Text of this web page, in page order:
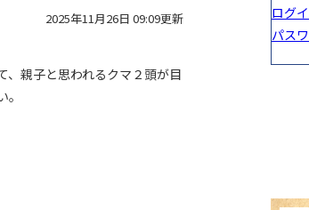
2025年11月26日 09:09更新
親子と思われるクマ２頭が目